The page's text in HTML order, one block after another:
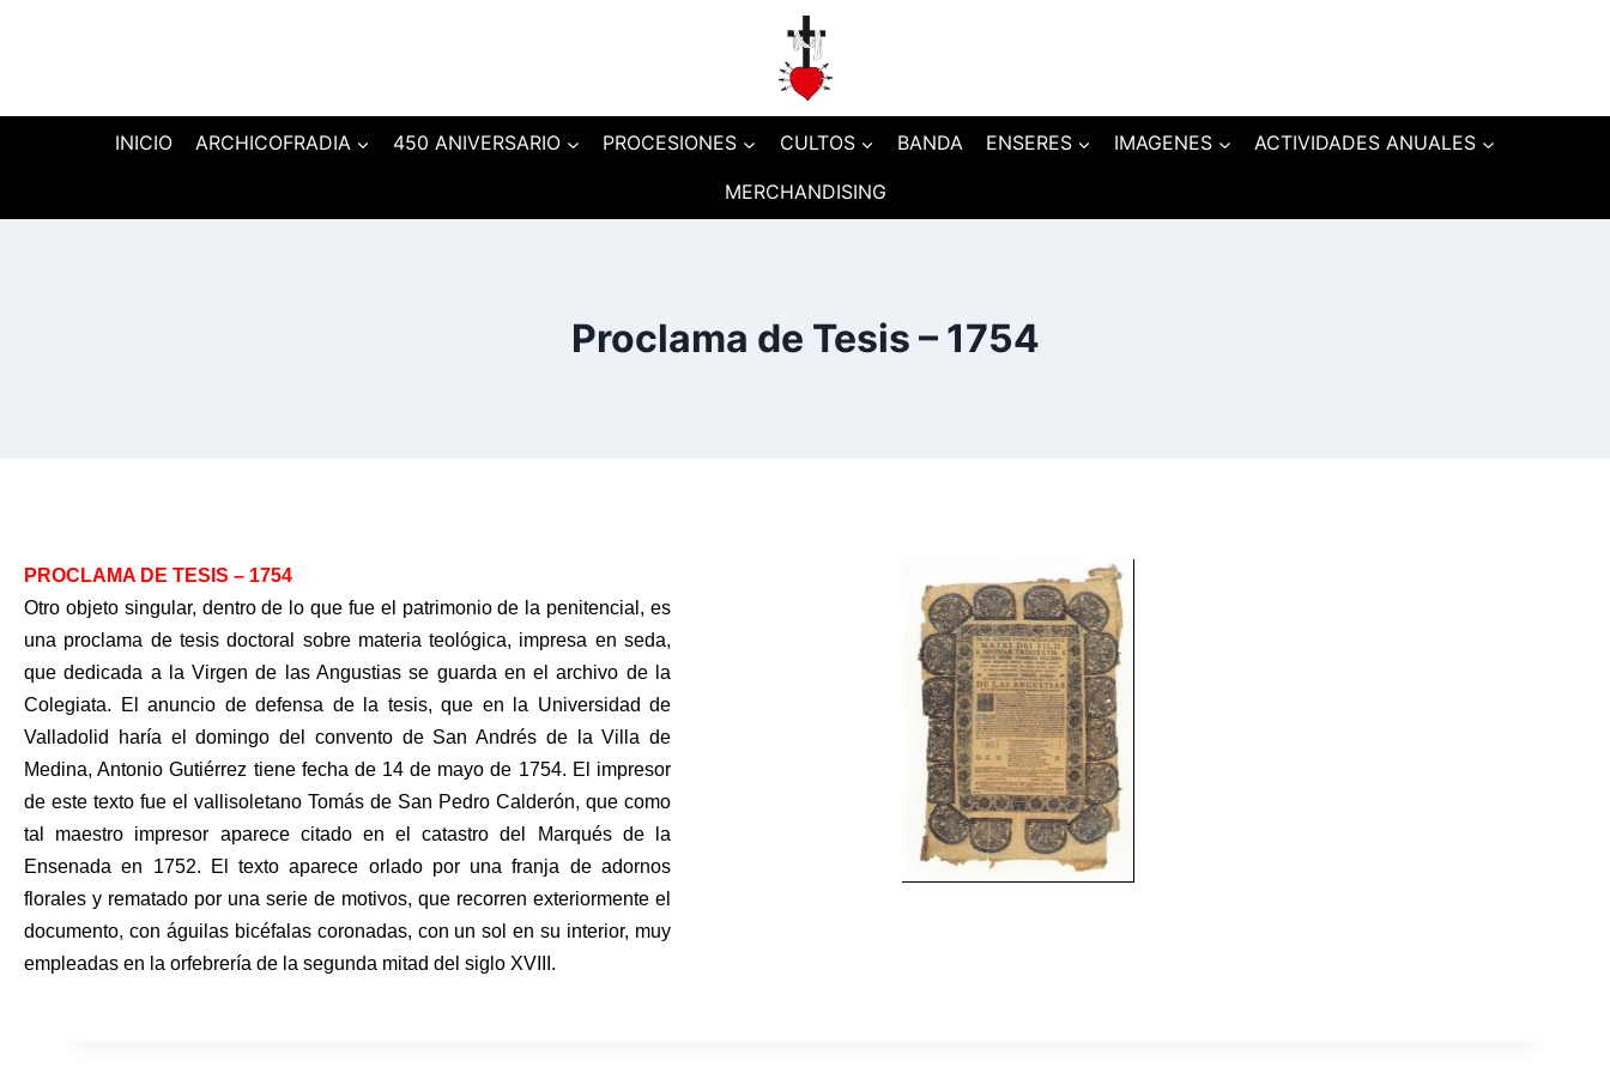
INICIO ARCHICOFRADIA 450 ANIVERSARIO PROCESIONES CULTOS BANDA ENSERES IMAGENES ACTIVIDADES ANUALES
MERCHANDISING
Proclama de Tesis – 1754
PROCLAMA DE TESIS – 1754
Otro objeto singular, dentro de lo que fue el patrimonio de la penitencial, es
una proclama de tesis doctoral sobre materia teológica, impresa en seda,
que dedicada a la Virgen de las Angustias se guarda en el archivo de la
Colegiata. El anuncio de defensa de la tesis, que en la Universidad de
Valladolid haría el domingo del convento de San Andrés de la Villa de
Medina, Antonio Gutiérrez tiene fecha de 14 de mayo de 1754. El impresor
de este texto fue el vallisoletano Tomás de San Pedro Calderón, que como
tal maestro impresor aparece citado en el catastro del Marqués de la
Ensenada en 1752. El texto aparece orlado por una franja de adornos
florales y rematado por una serie de motivos, que recorren exteriormente el
documento, con águilas bicéfalas coronadas, con un sol en su interior, muy
empleadas en la orfebrería de la segunda mitad del siglo XVIII.